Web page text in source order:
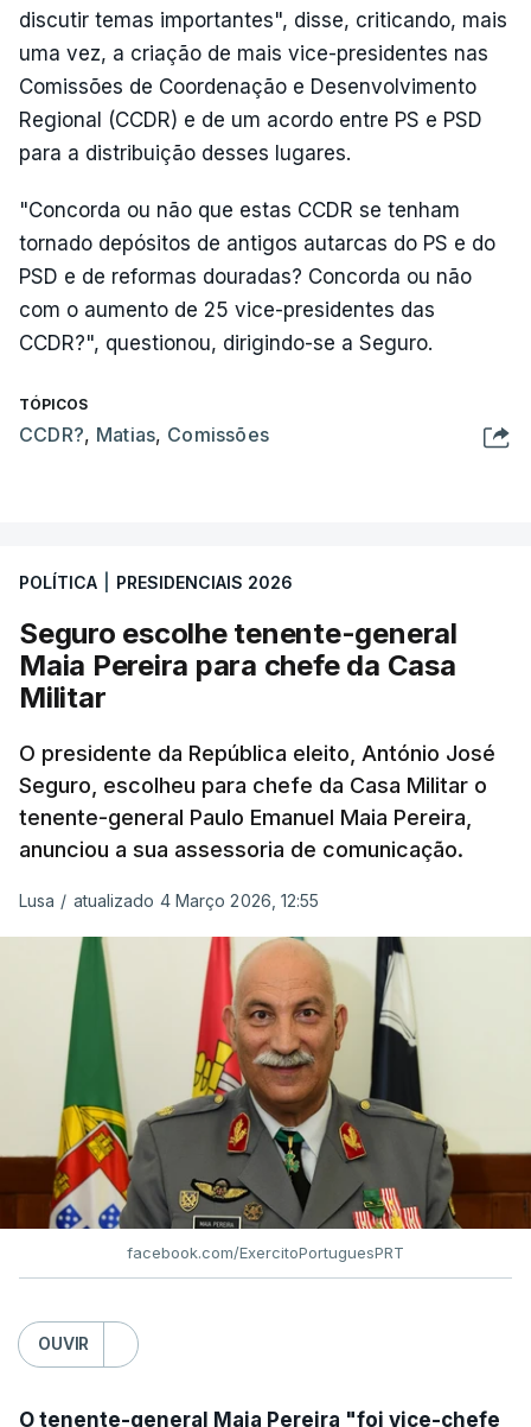
discutir temas importantes", disse, criticando, mais
uma vez, a criação de mais vice-presidentes nas
Comissões de Coordenação e Desenvolvimento
Regional (CCDR) e de um acordo entre PS e PSD
para a distribuição desses lugares.
"Concorda ou não que estas CCDR se tenham
tornado depósitos de antigos autarcas do PS e do
PSD e de reformas douradas? Concorda ou não
com o aumento de 25 vice-presidentes das
CCDR?", questionou, dirigindo-se a Seguro.
TÓPICOS
CCDR?, Matias, Comissões
POLÍTICA PRESIDENCIAIS 2026
Seguro escolhe tenente-general
Maia Pereira para chefe da Casa
Militar
O presidente da República eleito, António José
Seguro, escolheu para chefe da Casa Militar o
tenente-general Paulo Emanuel Maia Pereira,
anunciou a sua assessoria de comunicação.
Lusa / atualizado 4 Março 2026, 12:55
facebook.com/ExercitoPortuguesPRT
OUVIR
O tenente-general Maia Pereira "foi vice-chefe